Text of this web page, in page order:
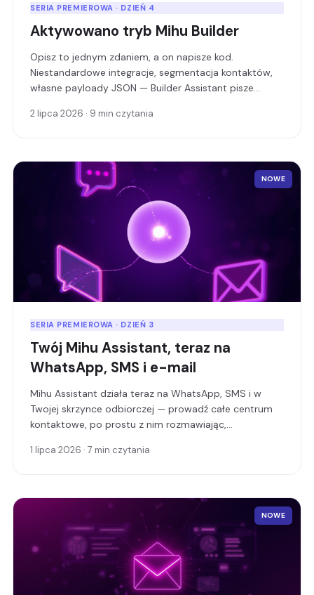
SERIA PREMIEROWA · DZIEŃ 4
Aktywowano tryb Mihu Builder
Opisz to jednym zdaniem, a on napisze kod.
Niestandardowe integracje, segmentacja kontaktów,
własne payloady JSON — Builder Assistant pisze
przekazuje Ci adres URL.
2 lipca 2026 · 9 min czytania
NOWE
SERIA PREMIEROWA · DZIEŃ 3
Twój Mihu Assistant, teraz na
WhatsApp, SMS i e-mail
Mihu Assistant działa teraz na WhatsApp, SMS i w
Twojej skrzynce odbiorczej — prowadź całe centrum
kontaktowe, po prostu z nim rozmawiając,
1 lipca 2026 · 7 min czytania
NOWE